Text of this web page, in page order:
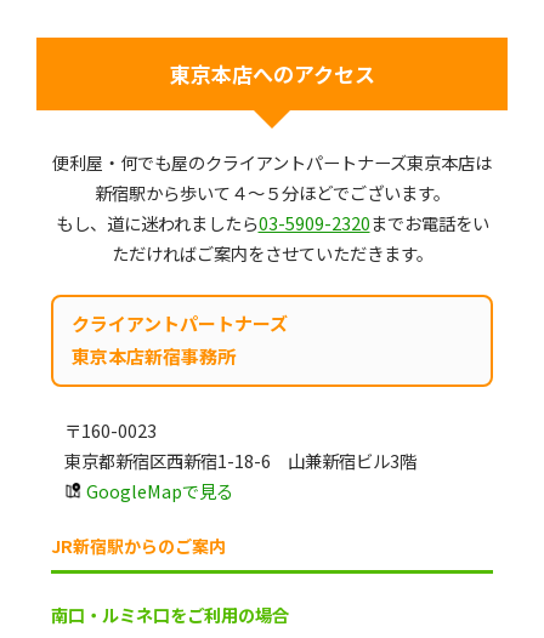
東京本店へのアクセス
便利屋・何でも屋のクライアントパートナーズ東京本店は
新宿駅から歩いて４～５分ほどでございます。
もし、道に迷われましたら03-5909-2320までお電話をい
ただければご案内をさせていただきます。
クライアントパートナーズ
東京本店新宿事務所
〒160-0023
東京都新宿区西新宿1-18-6 山兼新宿ビル3階
GoogleMapで見る
JR新宿駅からのご案内
南口・ルミネ口をご利用の場合